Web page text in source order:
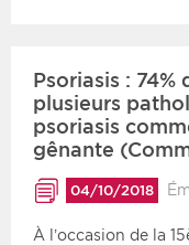
Psoriasis :
plusieurs
psoriasis
gênante
04/10/2018
À l’occasion de la